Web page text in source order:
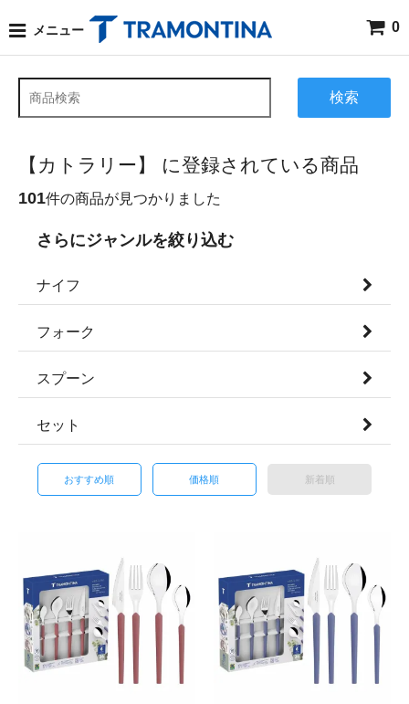
メニュー 0
検索
【カトラリー】 に登録されている商品
101件の商品が見つかりました
さらにジャンルを絞り込む
ナイフ
フォーク
スプーン
セット
おすすめ順 価格順 新着順